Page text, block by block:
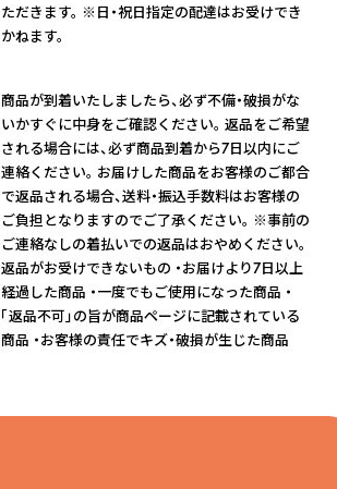
ただきます。 ※日・祝日指定の配達はお受けでき
かねます。
商品が到着いたしましたら、必ず不備・破損がな
いかすぐに中身をご確認ください。 返品をご希望
される場合には、必ず商品到着から7日以内にご
連絡ください。 お届けした商品をお客様のご都合
で返品される場合、送料・振込手数料はお客様の
ご負担となりますのでご了承ください。 ※事前の
ご連絡なしの着払いでの返品はおやめください。
返品がお受けできないもの ・お届けより7日以上
経過した商品 ・一度でもご使用になった商品 ・
「返品不可」の旨が商品ページに記載されている
商品 ・お客様の責任でキズ・破損が生じた商品